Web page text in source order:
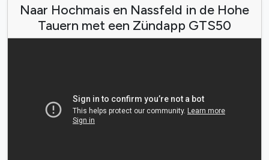
Naar Hochmais en Nassfeld in de Hohe
Tauern met een Zündapp GTS50